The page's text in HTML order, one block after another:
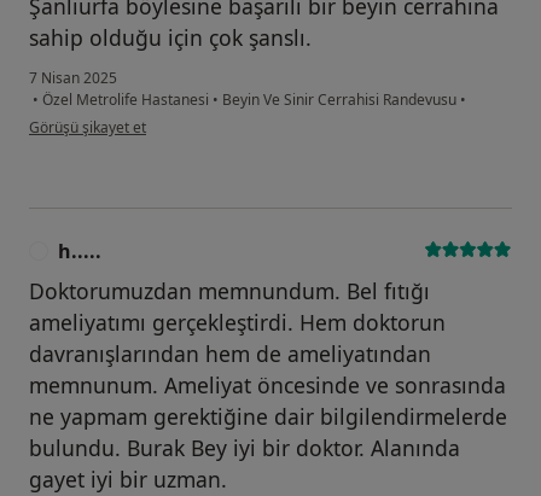
Şanlıurfa böylesine başarılı bir beyin cerrahına
sahip olduğu için çok şanslı.
7 Nisan 2025
• Özel Metrolife Hastanesi • Beyin Ve Sinir Cerrahisi Randevusu •
kullanıcının görüşüne göre f ....
Görüşü şikayet et
h.....
Doktorumuzdan memnundum. Bel fıtığı
ameliyatımı gerçekleştirdi. Hem doktorun
davranışlarından hem de ameliyatından
memnunum. Ameliyat öncesinde ve sonrasında
ne yapmam gerektiğine dair bilgilendirmelerde
bulundu. Burak Bey iyi bir doktor. Alanında
gayet iyi bir uzman.